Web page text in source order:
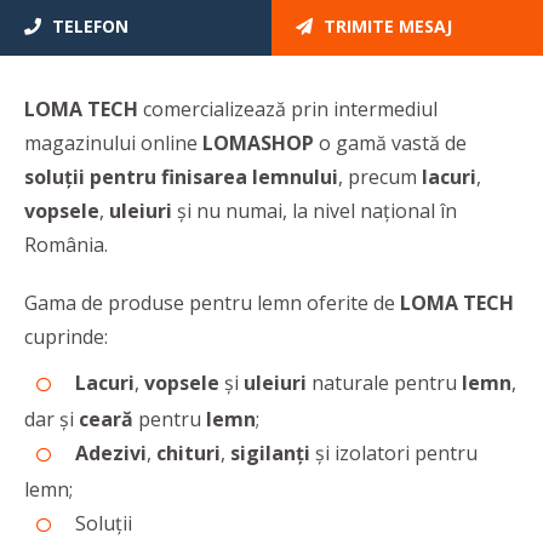
TELEFON TRIMITE MESAJ
LOMA TECH comercializează prin intermediul
magazinului online LOMASHOP o gamă vastă de
soluții pentru finisarea lemnului, precum lacuri,
vopsele, uleiuri și nu numai, la nivel național în
România.
Gama de produse pentru lemn oferite de LOMA TECH
cuprinde:
Lacuri, vopsele și uleiuri naturale pentru lemn,
dar și ceară pentru lemn;
Adezivi, chituri, sigilanți și izolatori pentru
lemn;
Soluții